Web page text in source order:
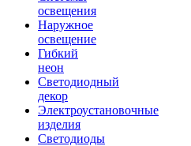
освещения
Наружное
освещение
Гибкий
неон
Светодиодный
декор
Электроустановочные
изделия
Светодиоды